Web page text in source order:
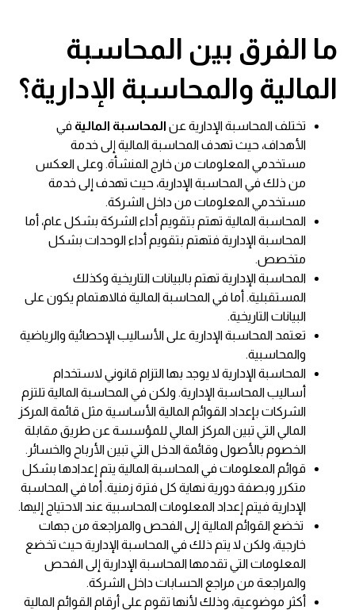
ما الفرق بين المحاسبة
المالية والمحاسبة الإدارية؟
تختلف المحاسبة الإدارية عن المحاسبة المالية في
الأهداف، حيث تهدف المحاسبة المالية إلى خدمة
مستخدمي المعلومات من خارج المنشأة. وعلى العكس
من ذلك في المحاسبة الإدارية، حيث تهدف إلى خدمة
مستخدمي المعلومات من داخل الشركة.
المحاسبة المالية تهتم بتقويم أداء الشركة بشكل عام، أما
المحاسبة الإدارية فتهتم بتقويم أداء الوحدات بشكل
متخصص.
المحاسبة الإدارية تهتم بالبيانات التاريخية وكذلك
المستقبلية. أما في المحاسبة المالية فالاهتمام يكون على
البيانات التاريخية.
تعتمد المحاسبة الإدارية على الأساليب الإحصائية والرياضية
والمحاسبية.
المحاسبة الإدارية لا يوجد بها التزام قانوني لاستخدام
أساليب المحاسبة الإدارية. ولكن في المحاسبة المالية تلتزم
الشركات بإعداد القوائم المالية الأساسية مثل قائمة المركز
المالي التي تبين المركز المالي للمؤسسة عن طريق مقابلة
الخصوم بالأصول وقائمة الدخل التي تبين الأرباح والخسائر.
قوائم المعلومات في المحاسبة المالية يتم إعدادها بشكل
متكرر وبصفة دورية نهاية كل فترة زمنية. أما في المحاسبة
الإدارية فيتم إعداد المعلومات المحاسبية عند الاحتياج إليها.
تخضع القوائم المالية إلى الفحص والمراجعة من جهات
خارجية، ولكن لا يتم ذلك في المحاسبة الإدارية حيث تخضع
المعلومات التي تقدمها المحاسبة الإدارية إلى الفحص
والمراجعة من مراجع الحسابات داخل الشركة.
أكثر موضوعية، وذلك لأنها تقوم على أرقام القوائم المالية